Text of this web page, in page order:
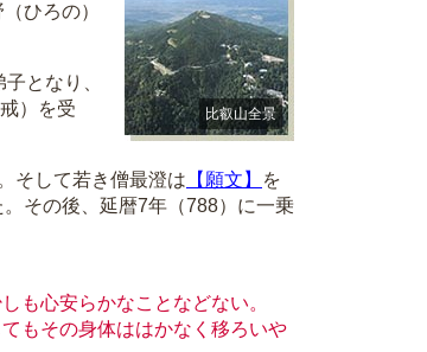
比叡山全景
ひろの）
となり、
）を受
そして若き僧最澄は 【願文】
を
その後、延暦7年（788）に一乗
も心安らかなことなどない。
もその身体ははかなく移ろいや